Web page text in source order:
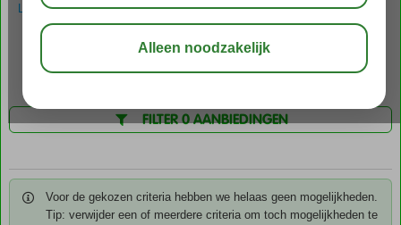
een korte wandeling van 15 minuten. Hier treft u een prachtig
historisch centrum aan, slingerende straatjes met boetieks en
eetgelegenheden, en 's avonds een bruisend en uniek nachtleven. Het
charmante dorpje Talamanca staat beroemd om zijn prachtige, rustige
strand met schitterend azuurblauw water. Verder is er een gezellige
boulevard te vinden met diverse restaurants, bars en winkeltjes.
LEES MEER OVER TALAMANCA
Over Talamanca
Foto's & video
FILTER 0 AANBIEDINGEN
Voor de gekozen criteria hebben we helaas geen mogelijkheden.
Tip: verwijder een of meerdere criteria om toch mogelijkheden te